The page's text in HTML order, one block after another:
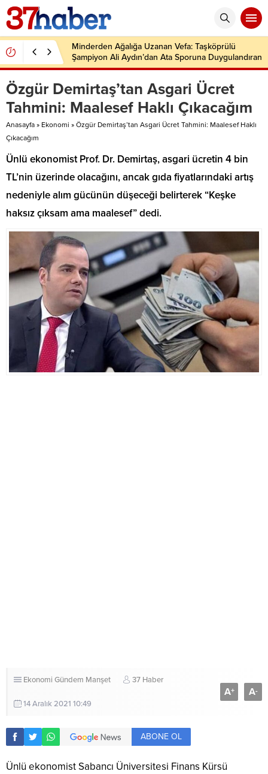
Minderden Ağalığa Uzanan Vefa: Taşköprülü
Şampiyon Ali Aydın’dan Ata Sporuna Duygulandıran
Dönüş
Özgür Demirtaş’tan Asgari Ücret
Tahmini: Maalesef Haklı Çıkacağım
Anasayfa » Ekonomi » Özgür Demirtaş’tan Asgari Ücret Tahmini: Maalesef Haklı
Çıkacağım
Ünlü ekonomist Prof. Dr. Demirtaş, asgari ücretin 4 bin
TL’nin üzerinde olacağını, ancak gıda fiyatlarındaki artış
nedeniyle alım gücünün düşeceği belirterek “Keşke
haksız çıksam ama maalesef” dedi.
Ekonomi Gündem Manşet 37 Haber
14 Aralık 2021 10:49
A+ A-
ABONE OL
Ünlü ekonomist Sabancı Üniversitesi Finans Kürsü